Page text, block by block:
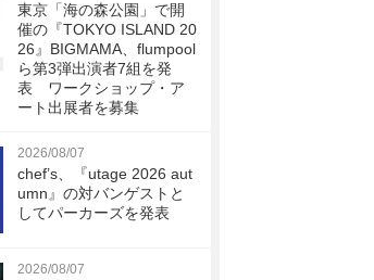
東京「海の森公園」で開
催の『TOKYO ISLAND 20
26』BIGMAMA、flumpool
ら第3弾出演者7組を発
表 ワークショップ・ア
ート出展者を募集
2026/08/07
chef’s、『utage 2026 aut
umn』の対バンゲストと
してパーカーズを発表
2026/08/07